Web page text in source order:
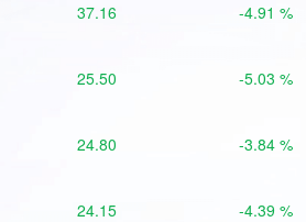
37.16 -4.91 %
25.50 -5.03 %
24.80 -3.84 %
24.15 -4.39 %